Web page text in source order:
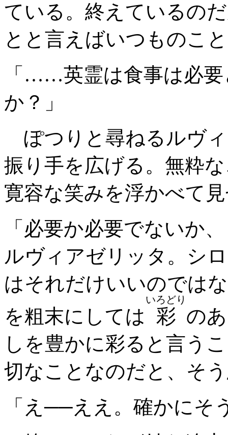
ている。終えているの
とと言えばいつものこ
「……英霊は食事は必
か？」
ぽつりと尋ねるルヴ
振り手を広げる。無粋
寛容な笑みを浮かべて
「必要か必要でないか
ルヴィアゼリッタ。シ
はそれだけいいのでは
を粗末にしては
彩
いろどり
の
しを豊かに彩ると言う
切なことなのだと、そ
「え──ええ。確かに